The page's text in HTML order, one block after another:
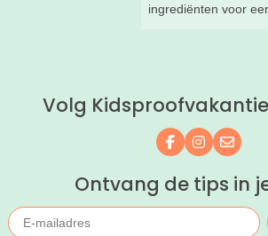
ingrediënten voor
Volg
Volg ons op
Volg ons
Mail
Ontvang de tips in